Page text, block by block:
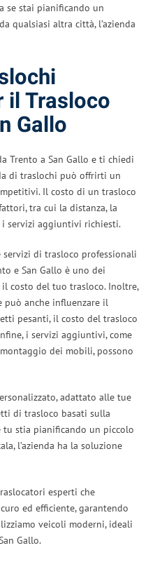
se stai pianificando un
qualsiasi altra città, l’azienda
il Trasloco
Gallo
Trento a San Gallo e ti chiedi
di traslochi può offrirti un
Il costo di un trasloco
tra cui la distanza, la
servizi aggiuntivi richiesti.
servizi di trasloco professionali
e San Gallo è uno dei
costo del tuo trasloco. Inoltre,
anche influenzare il
pesanti, il costo del trasloco
i servizi aggiuntivi, come
dei mobili, possono
adattato alle tue
di trasloco basati sulla
tu stia pianificando un piccolo
l’azienda ha la soluzione
esperti che
ed efficiente, garantendo
veicoli moderni, ideali
Gallo.